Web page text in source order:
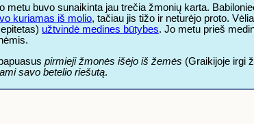
metu buvo sunaikinta jau trečia žmonių karta.
kuriamas iš molio, tačiau jis tižo ir neturėjo proto.
užtvindė medines būtybes. Jo metu prieš
pirmieji žmonės išėjo iš žemės (Graikijoje irgi
savo betelio riešutą.